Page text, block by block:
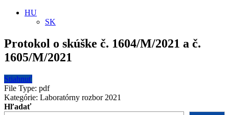
HU
SK
Protokol o skúške č. 1604/M/2021 a č.
1605/M/2021
Stiahnuť
File Type: pdf
Kategórie: Laboratórny rozbor 2021
Hľadať